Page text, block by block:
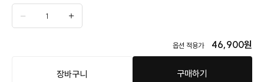
옵션 적용가 46,900원
장바구니 구매하기